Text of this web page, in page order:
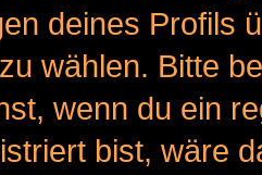
deines Profils
wählen. Bitte
wenn du ein
bist, wäre